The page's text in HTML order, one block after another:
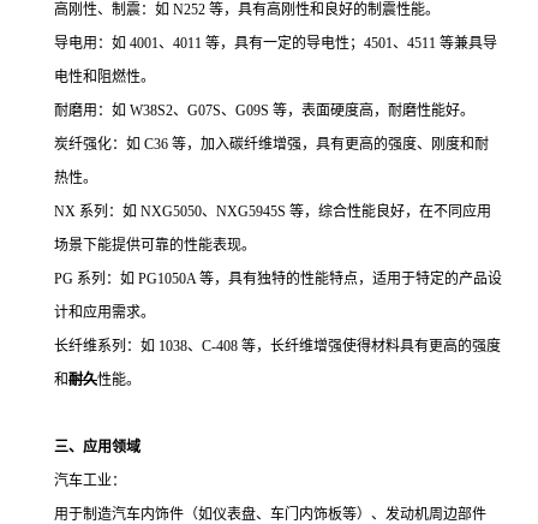
高刚性、制震：如 N252 等，具有高刚性和良好的制震性能。
导电用：如 4001、4011 等，具有一定的导电性；4501、4511 等兼具导
电性和阻燃性。
耐磨用：如 W38S2、G07S、G09S 等，表面硬度高，耐磨性能好。
炭纤强化：如 C36 等，加入碳纤维增强，具有更高的强度、刚度和耐
热性。
NX 系列：如 NXG5050、NXG5945S 等，综合性能良好，在不同应用
场景下能提供可靠的性能表现。
PG 系列：如 PG1050A 等，具有独特的性能特点，适用于特定的产品设
计和应用需求。
长纤维系列：如 1038、C-408 等，长纤维增强使得材料具有更高的强度
和耐久性能。
三、应用领域
汽车工业：
用于制造汽车内饰件（如仪表盘、车门内饰板等）、发动机周边部件